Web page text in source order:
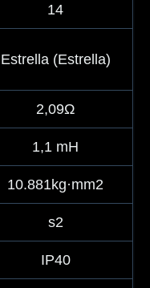
14
Estrella (Estrella)
2,09Ω
1,1 mH
10.881kg·mm2
s2
IP40